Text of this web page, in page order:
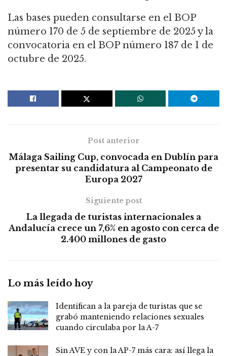
Las bases pueden consultarse en el BOP
número 170 de 5 de septiembre de 2025 y la
convocatoria en el BOP número 187 de 1 de
octubre de 2025.
Post anterior
Málaga Sailing Cup, convocada en Dublín para
presentar su candidatura al Campeonato de
Europa 2027
Siguiente post
La llegada de turistas internacionales a
Andalucía crece un 7,6% en agosto con cerca de
2.400 millones de gasto
Lo más leído hoy
Identifican a la pareja de turistas que se
grabó manteniendo relaciones sexuales
cuando circulaba por la A-7
Sin AVE y con la AP-7 más cara: así llega la